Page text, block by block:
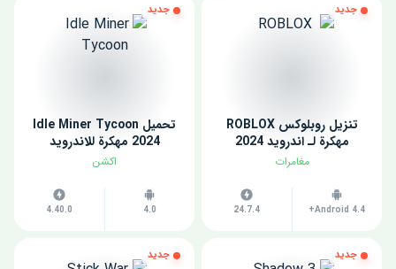
جديد
تنزيل روبلوكس ROBLOX
مهكرة لـ اندرويد 2024
مغامرات
Android 4.4+
24.7.4
جديد
تحميل Idle Miner Tycoon
2024 مهكرة للاندرويد
اكشن
4.0
4.40.0
جديد جديد